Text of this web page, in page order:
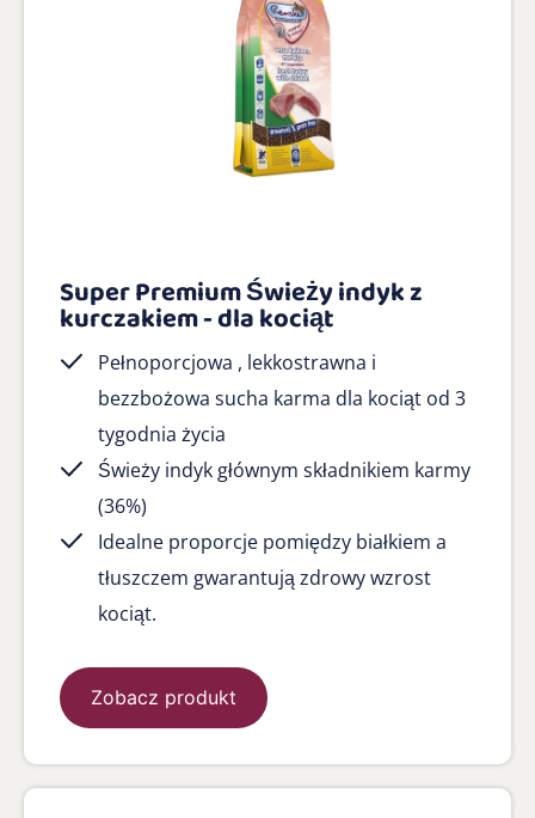
Super Premium Świeży indyk z
kurczakiem - dla kociąt
Pełnoporcjowa , lekkostrawna i
bezzbożowa sucha karma dla kociąt od 3
tygodnia życia
Świeży indyk głównym składnikiem karmy
(36%)
Idealne proporcje pomiędzy białkiem a
tłuszczem gwarantują zdrowy wzrost
kociąt.
Zobacz produkt